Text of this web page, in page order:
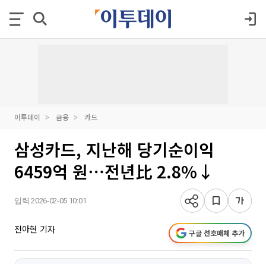
이투데이 금융 카드
삼성카드, 지난해 당기순이익
6459억 원⋯전년比 2.8%↓
입력 2026-02-05 10:01
전아현 기자 구글 선호매체 추가